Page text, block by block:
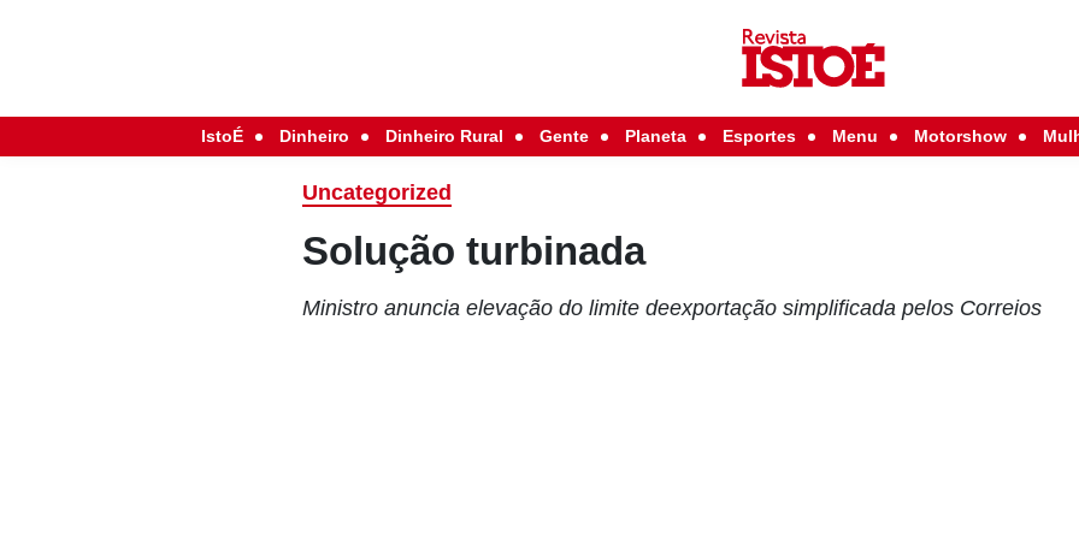
IstoÉ Dinheiro Dinheiro Rural Gente Planeta Esportes Menu Motorshow
Uncategorized
Solução turbinada
Ministro anuncia elevação do limite deexportação simplificada pelos Correios